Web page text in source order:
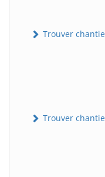
Trouver
Trouver